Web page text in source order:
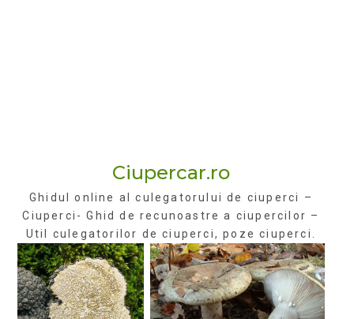
Ciupercar.ro
Ghidul online al culegatorului de ciuperci –
Ciuperci- Ghid de recunoastre a ciupercilor –
Util culegatorilor de ciuperci, poze ciuperci.